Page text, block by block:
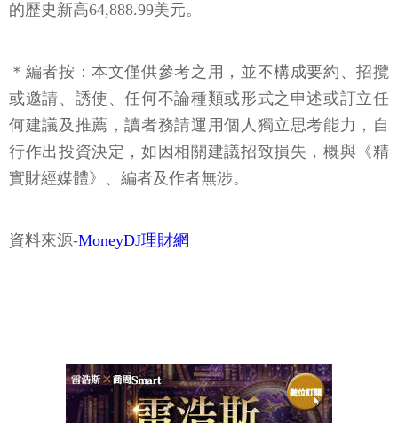
的歷史新高64,888.99美元。
＊編者按：本文僅供參考之用，並不構成要約、招攬
或邀請、誘使、任何不論種類或形式之申述或訂立任
何建議及推薦，讀者務請運用個人獨立思考能力，自
行作出投資決定，如因相關建議招致損失，概與《精
實財經媒體》、編者及作者無涉。
資料來源-MoneyDJ理財網